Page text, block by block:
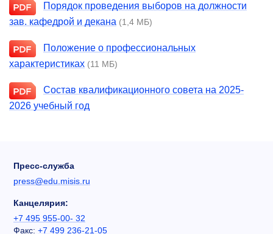
Порядок проведения выборов на должности
зав. кафедрой и декана (1,4 МБ)
Положение о профессиональных
характеристиках (11 МБ)
Состав квалификационного совета на 2025-
2026 учебный год
Пресс-служба
press@edu.misis.ru
Канцелярия:
+7 495 955-00- 32
Факс: +7 499 236-21-05